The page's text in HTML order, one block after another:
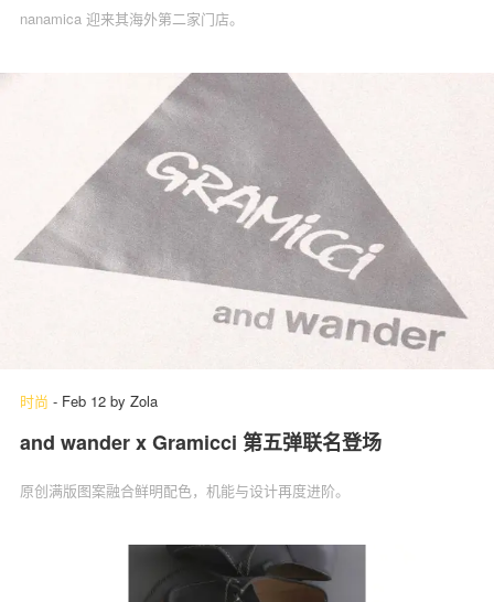
nanamica 迎来其海外第二家门店。
时尚 - Feb 12 by Zola
and wander x Gramicci 第五弹联名登场
原创满版图案融合鲜明配色，机能与设计再度进阶。